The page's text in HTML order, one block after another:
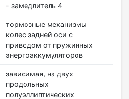
- замедлитель 4
тормозные механизмы
колес задней оси с
приводом от пружинных
энергоаккумуляторов
зависимая, на двух
продольных
полуэллиптических